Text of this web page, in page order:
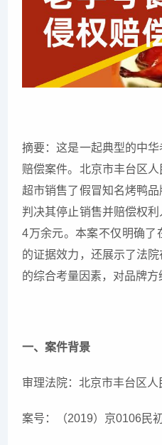
摘要：这是一起典型的中
赔偿案件。北京市丰台区
超市销售了假冒知名烤鸭品
判决其停止销售并赔偿权
4万余元。本案不仅明确了
的证据效力，还展示了法
的综合考量因素，对品牌方
一、案件背景
审理法院：北京市丰台区人
案号：（2019）京0106民